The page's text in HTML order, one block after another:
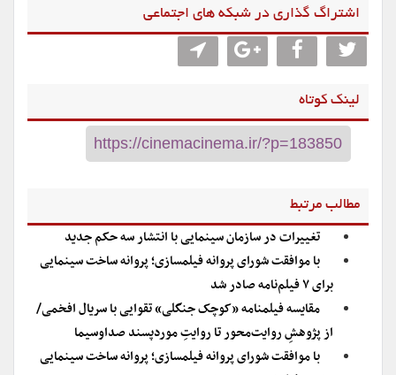
اشتراگ گذاری در شبکه های اجتماعی
لینک کوتاه
مطالب مرتبط
تغییرات در سازمان سینمایی با انتشار سه حکم جدید
با موافقت شورای پروانه فیلمسازی؛ پروانه ساخت سینمایی
برای ۷ فیلم‌‌نامه صادر شد
مقایسه فیلمنامه «کوچک جنگلی» تقوایی با سریال افخمی/
از پژوهشِ روایت‌محور تا روایتِ موردپسند صداوسیما
با موافقت شورای پروانه فیلمسازی؛ پروانه ساخت سینمایی